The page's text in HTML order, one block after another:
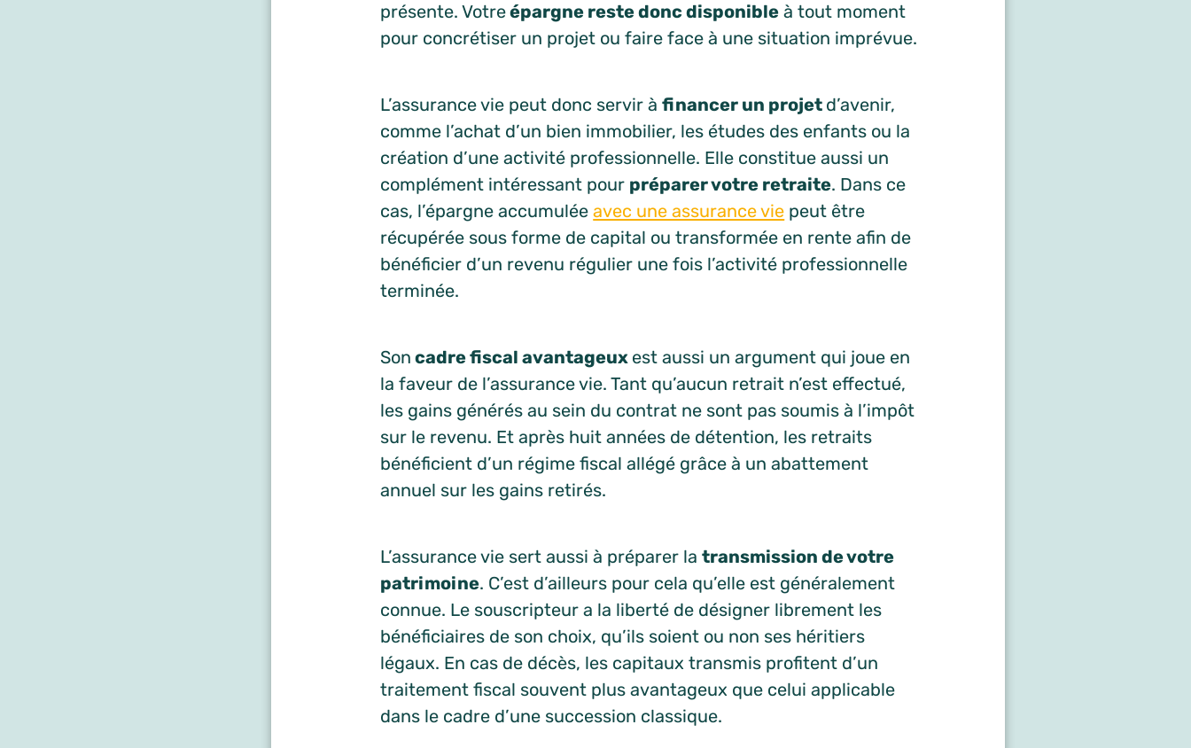
présente. Votreépargne reste donc disponible à tout moment
pour concrétiser un projet ou faire face à une situation imprévue.
L’assurance vie peut donc servir àfinancer un projet d’avenir,
comme l’achat d’un bien immobilier, les études des enfants ou la
création d’une activité professionnelle. Elle constitue aussi un
complément intéressant pour préparer votre retraite. Dans ce
cas, l’épargne accumuléeavec une assurance vie peut être
récupérée sous forme de capital ou transformée en rente afin de
bénéficier d’un revenu régulier une fois l’activité professionnelle
terminée.
Son cadre fiscal avantageux est aussi un argument qui joue en
la faveur de l’assurance vie. Tant qu’aucun retrait n’est effectué,
les gains générés au sein du contrat ne sont pas soumis à l’impôt
sur le revenu. Et après huit années de détention, les retraits
bénéficient d’un régime fiscal allégé grâce à un abattement
annuel sur les gains retirés.
L’assurance vie sert aussi à préparer latransmission de votre
patrimoine. C’est d’ailleurs pour cela qu’elle est généralement
connue. Le souscripteur a la liberté de désigner librement les
bénéficiaires de son choix, qu’ils soient ou non ses héritiers
légaux. En cas de décès, les capitaux transmis profitent d’un
traitement fiscal souvent plus avantageux que celui applicable
dans le cadre d’une succession classique.